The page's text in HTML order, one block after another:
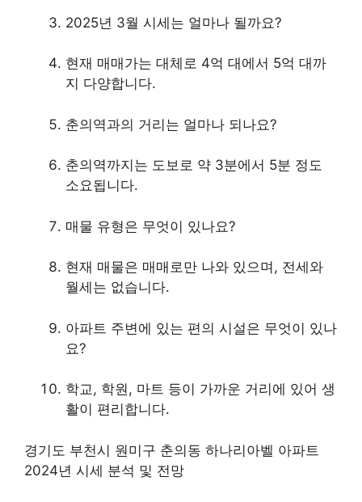
2025년 3월 시세는 얼마나 될까요?
현재 매매가는 대체로 4억 대에서 5억 대까
지 다양합니다.
춘의역과의 거리는 얼마나 되나요?
춘의역까지는 도보로 약 3분에서 5분 정도
소요됩니다.
매물 유형은 무엇이 있나요?
현재 매물은 매매로만 나와 있으며, 전세와
월세는 없습니다.
아파트 주변에 있는 편의 시설은 무엇이 있나
요?
학교, 학원, 마트 등이 가까운 거리에 있어 생
활이 편리합니다.
경기도 부천시 원미구 춘의동 하나리아벨 아파트
2024년 시세 분석 및 전망